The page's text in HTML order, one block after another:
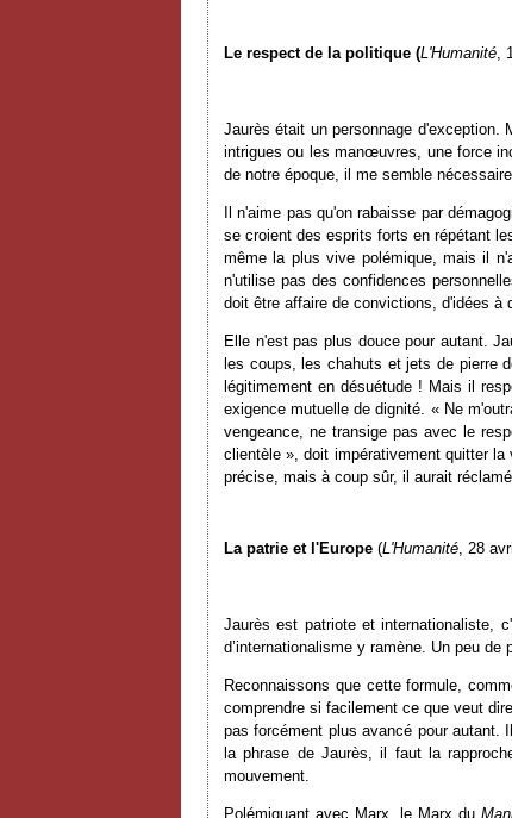
Le respect de la politique (L'Humanité ,
Jaurès était un personnage d'exception.
intrigues ou les manœuvres, une force
de notre époque, il me semble
Il n'aime pas qu'on rabaisse par
se croient des esprits forts en répétant
même la plus vive polémique, mais il
n'utilise pas des confidences
doit être affaire de convictions, d'idées à
Elle n'est pas plus douce pour autant.
les coups, les chahuts et jets de pierre
légitimement en désuétude ! Mais il
exigence mutuelle de dignité. « Ne
vengeance, ne transige pas avec le
clientèle », doit impérativement quitter
précise, mais à coup sûr, il aurait
La patrie et l'Europe (L'Humanité , 28
Jaurès est patriote et internationaliste,
d’internationalisme y ramène. Un peu
Reconnaissons que cette formule,
comprendre si facilement ce que veut
pas forcément plus avancé pour autant.
la phrase de Jaurès, il faut la
mouvement.
Polémiquant avec Marx, le Marx du